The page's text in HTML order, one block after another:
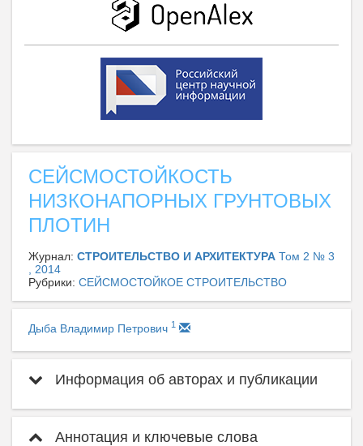
СЕЙСМОСТОЙКОСТЬ
НИЗКОНАПОРНЫХ ГРУНТОВЫХ
ПЛОТИН
Журнал: СТРОИТЕЛЬСТВО И АРХИТЕКТУРА Том 2 № 3
, 2014
Рубрики: СЕЙСМОСТОЙКОЕ СТРОИТЕЛЬСТВО
Дыба Владимир Петрович 1
Информация об авторах и публикации
Аннотация и ключевые слова